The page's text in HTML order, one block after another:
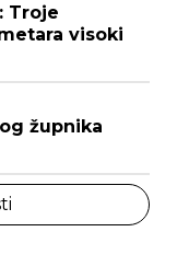
Troje
visoki
župnika